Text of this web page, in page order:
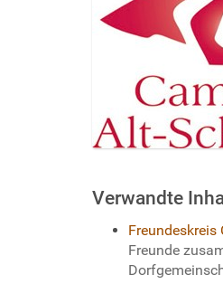
Verwandte
Freundeskreis
Freunde